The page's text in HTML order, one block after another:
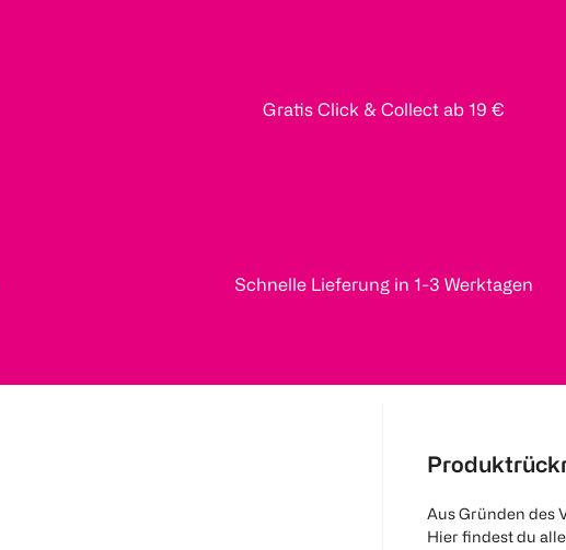
Gratis Click & Collect ab 19 €
Schnelle Lieferung in 1-3 Werktagen
Aus Gründen des
Hier findest du